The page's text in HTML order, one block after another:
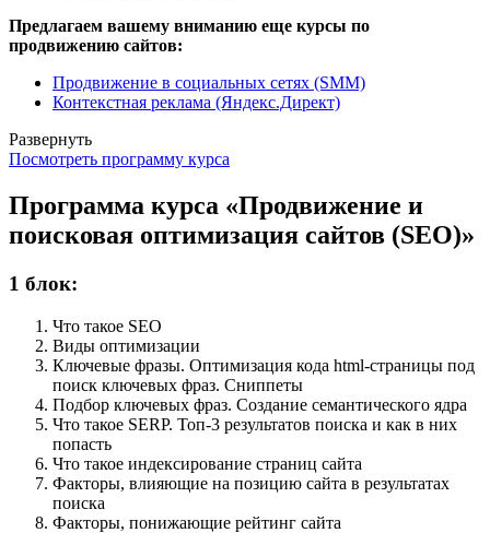
Предлагаем вашему вниманию еще курсы по
продвижению сайтов:
Продвижение в социальных сетях (SMM)
Контекстная реклама (Яндекс.Директ)
Развернуть
Посмотреть программу курса
Программа курса «Продвижение и
поисковая оптимизация сайтов (SEO)»
1 блок:
Что такое SEO
Виды оптимизации
Ключевые фразы. Оптимизация кода html-страницы под
поиск ключевых фраз. Сниппеты
Подбор ключевых фраз. Создание семантического ядра
Что такое SERP. Топ-3 результатов поиска и как в них
попасть
Что такое индексирование страниц сайта
Факторы, влияющие на позицию сайта в результатах
поиска
Факторы, понижающие рейтинг сайта